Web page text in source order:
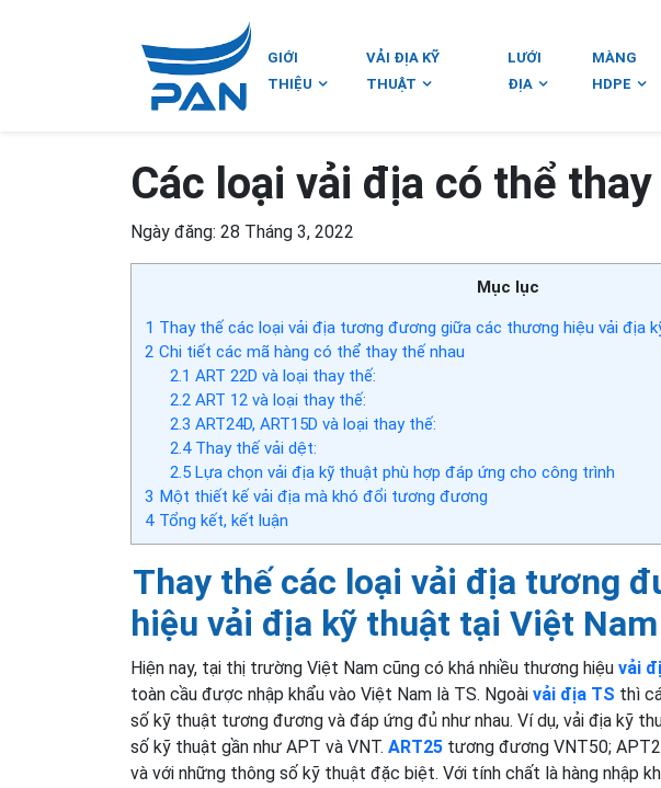
GIỚI
THIỆU
VẢI ĐỊA KỸ
THUẬT
LƯỚI
ĐỊA
MÀNG
HDPE
Các loại vải địa có thể
Ngày đăng: 28 Tháng 3, 2022
Mục lục
1 Thay thế các loại vải địa tương đương giữa các thương hiệu vải địa
2 Chi tiết các mã hàng có thể thay thế nhau
2.1 ART 22D và loại thay thế:
2.2ART 12 và loại thay thế:
2.3 ART24D, ART15D và loại thay thế:
2.4Thay thế vải dệt:
2.5Lựa chọn vải địa kỹ thuật phù hợp đáp ứng cho công trình
3 Một thiết kế vải địa mà khó đổi tương đương
4 Tổng kết, kết luận
Thay thế các loại vải địa tương
hiệu vải địa kỹ thuật tại Việt
Hiện nay, tại thị trường Việt Nam cũng có khá nhiều thương hiệu vải
toàn cầu được nhập khẩu vào Việt Nam là TS. Ngoài vải địa TS thì
số kỹ thuật tương đương và đáp ứng đủ như nhau. Ví dụ, vải địa kỹ
số kỹ thuật gần như APT và VNT. ART25 tương đương VNT50;
và với những thông số kỹ thuật đặc biệt. Với tính chất là hàng nhập